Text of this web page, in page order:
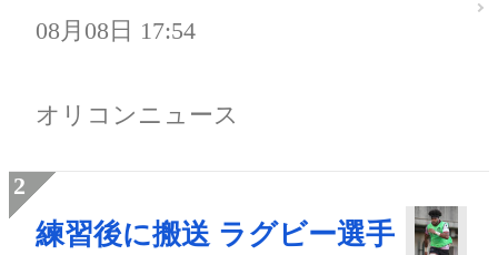
08月08日 17:54
オリコンニュース
練習後に搬送 ラグビー選手